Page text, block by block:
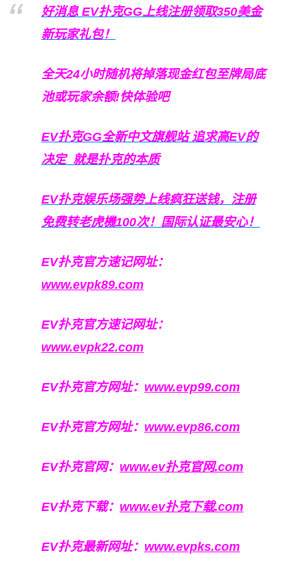
好消息 EV扑克GG上线注册领取350美金
新玩家礼包！
全天24小时随机将掉落现金红包至牌局底
池或玩家余额!快体验吧
EV扑克GG全新中文旗舰站追求高EV的
决定 就是扑克的本质
EV扑克娱乐场强势上线疯狂送钱，注册
免费转老虎機100次！国际认证最安心！
EV扑克官方速记网址：
www.evpk89.com
EV扑克官方速记网址：
www.evpk22.com
EV扑克官方网址： www.evp99.com
EV扑克官方网址： www.evp86.com
EV扑克官网： www.ev扑克官网.com
EV扑克下载： www.ev扑克下载.com
EV扑克最新网址： www.evpks.com